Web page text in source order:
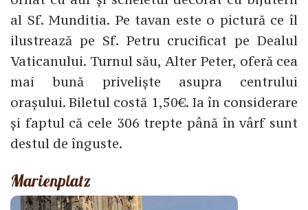
al Sf. Munditia. Pe tavan este o pictură ce îl
ilustrează pe Sf. Petru crucificat pe Dealul
Vaticanului. Turnul său, Alter Peter, oferă cea
mai bună priveliște asupra centrului
orașului. Biletul costă 1,50€. Ia în considerare
și faptul că cele 306 trepte până în vârf sunt
destul de înguste.
Marienplatz